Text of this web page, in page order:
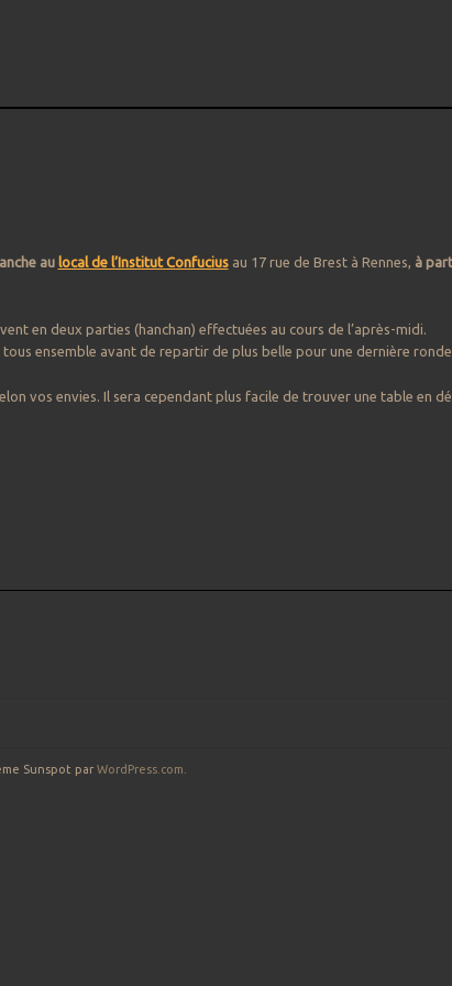
au local de l’Institut Confuciusau 17 rue de Brest à Rennes, à par
en deux parties (hanchan) effectuées au cours de l’après-midi.
ensemble avant de repartir de plus belle pour une dernière
vos envies. Il sera cependant plus facile de trouver une table en
Sunspot parWordPress.com